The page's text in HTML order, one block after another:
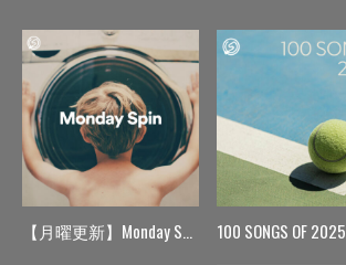
【月曜更新】Monday Spin 100 SONGS OF 2025